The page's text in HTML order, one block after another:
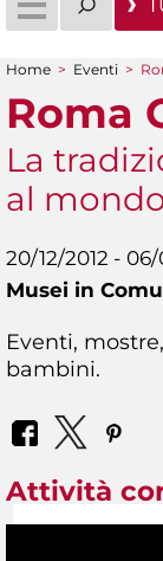
Tu sei qui
Home > Eventi >
Roma
La
al
20/12/2012 - 06/
Musei in
Eventi,
bambini.
Attività